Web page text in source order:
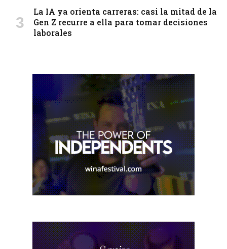
La IA ya orienta carreras: casi la mitad de la
Gen Z recurre a ella para tomar decisiones
laborales